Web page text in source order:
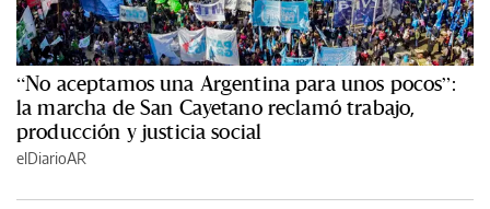
“No aceptamos una Argentina para unos pocos”:
la marcha de San Cayetano reclamó trabajo,
producción y justicia social
elDiarioAR